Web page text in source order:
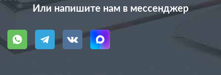
Или напишите нам в мессенджер